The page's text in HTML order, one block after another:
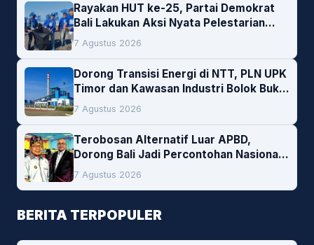
Rayakan HUT ke-25, Partai Demokrat
Bali Lakukan Aksi Nyata Pelestarian
Lingkungan
7 Agustus 2026
Dorong Transisi Energi di NTT, PLN UPK
Timor dan Kawasan Industri Bolok Buka
Peluang Investasi Woodchip untuk
Cofiring PLTU Bolok
7 Agustus 2026
Terobosan Alternatif Luar APBD,
Dorong Bali Jadi Percontohan Nasional
Pembiayaan Daerah
7 Agustus 2026
BERITA TERPOPULER